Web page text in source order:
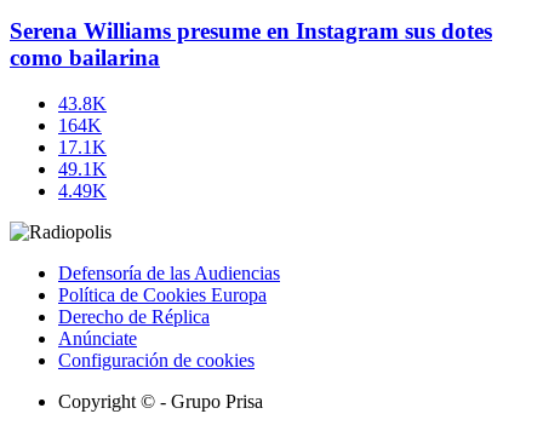
Serena Williams presume en Instagram sus dotes
como bailarina
43.8K
164K
17.1K
49.1K
4.49K
Defensoría de las Audiencias
Política de Cookies Europa
Derecho de Réplica
Anúnciate
Configuración de cookies
Copyright © - Grupo Prisa